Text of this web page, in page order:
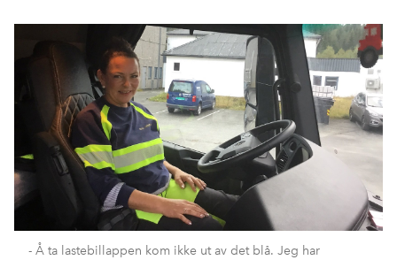
- Å ta lastebillappen kom ikke ut av det blå. Jeg har